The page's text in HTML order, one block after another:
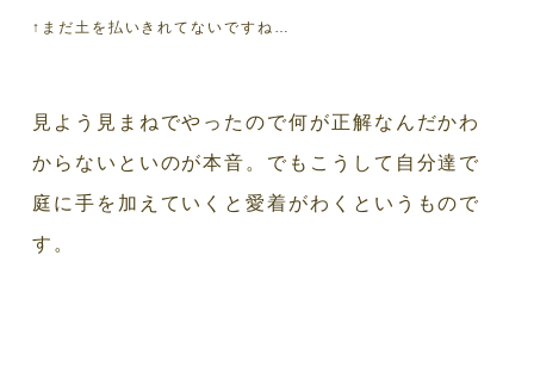
↑まだ土を払いきれてないですね…
見よう見まねでやったので何が正解なんだかわ
からないといのが本音。でもこうして自分達で
庭に手を加えていくと愛着がわくというもので
す。